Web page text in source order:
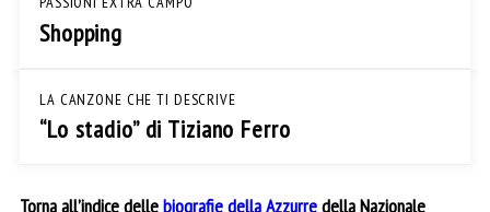
Shopping
LA CANZONE CHE TI DESCRIVE
“Lo stadio” di Tiziano Ferro
Torna all’indice dellebiografie della Azzurredella Nazionale